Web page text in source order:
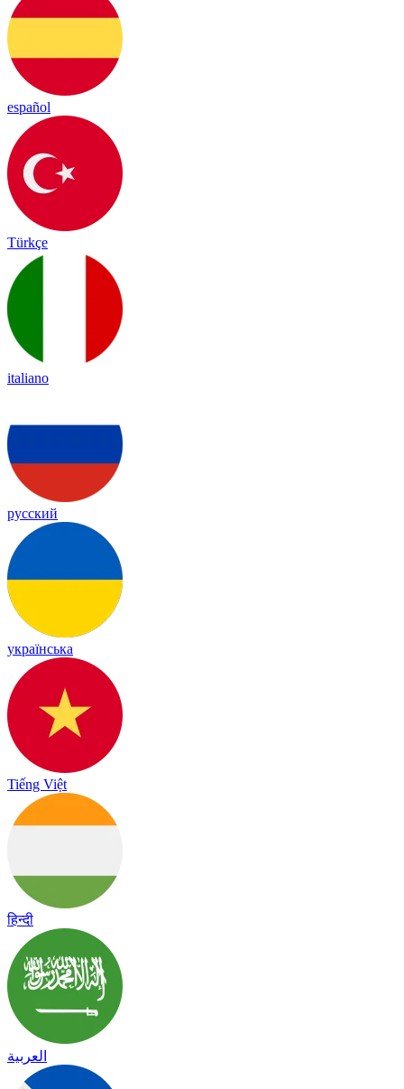
español
Türkçe
italiano
русский
українська
Tiếng Việt
हिन्दी
العربية